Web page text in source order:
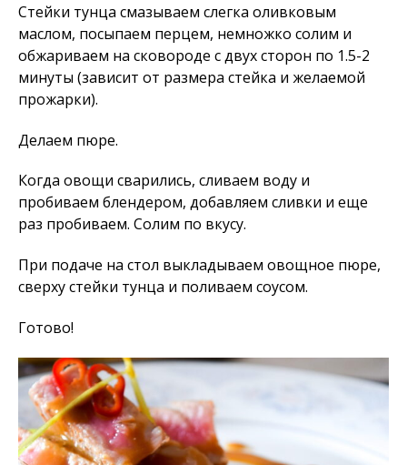
Стейки тунца смазываем слегка оливковым
маслом, посыпаем перцем, немножко солим и
обжариваем на сковороде с двух сторон по 1.5-2
минуты (зависит от размера стейка и желаемой
прожарки).
Делаем пюре.
Когда овощи сварились, сливаем воду и
пробиваем блендером, добавляем сливки и еще
раз пробиваем. Солим по вкусу.
При подаче на стол выкладываем овощное пюре,
сверху стейки тунца и поливаем соусом.
Готово!